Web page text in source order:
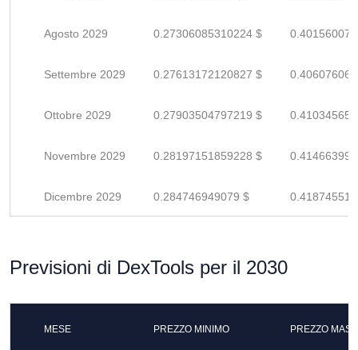
Agosto 2029 0.27306085310224 $
Settembre 2029 0.27613172120827 $
Ottobre 2029 0.27903504797219 $
Novembre 2029 0.28197151859228 $
Dicembre 2029 0.284746949079 $
Previsioni di DexTools per il 2030
MESE PREZZO MINIMO PREZZO